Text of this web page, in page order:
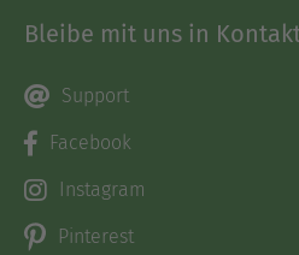
Bleibe mit uns in
Support
Facebook
Instagram
Pinterest